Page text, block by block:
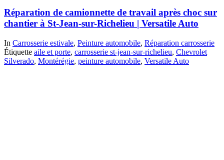
Réparation de camionnette de travail après choc sur
chantier à St-Jean-sur-Richelieu | Versatile Auto
In Carrosserie estivale, Peinture automobile, Réparation carrosserie
Étiquette aile et porte, carrosserie st-jean-sur-richelieu, Chevrolet
Silverado, Montérégie, peinture automobile, Versatile Auto